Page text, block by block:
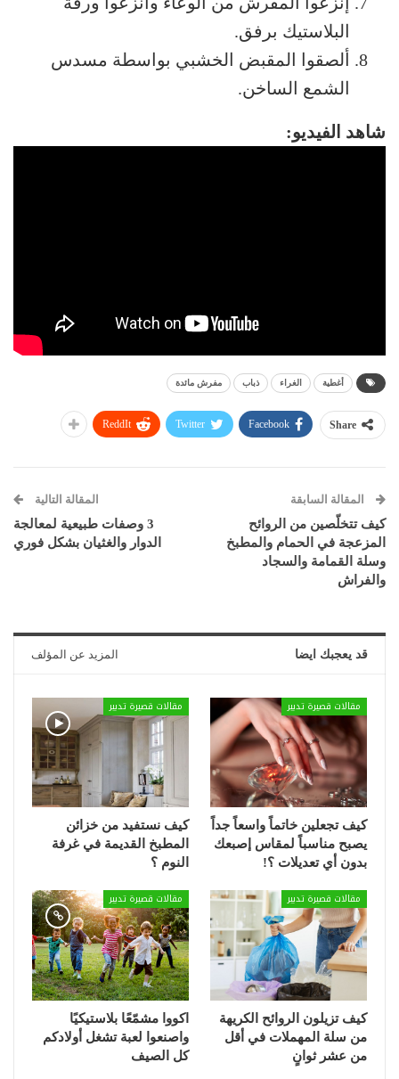
البلاستيك برفق.
ألصقوا المقبض الخشبي بواسطة مسدس
الشمع الساخن.
شاهد الفيديو:
أغطية الغراء ذباب مفرش مائدة
Share
Facebook
Twitter
ReddIt
المقالة السابقة
كيف تتخلّصين من الروائح
المزعجة في الحمام والمطبخ
وسلة القمامة والسجاد
والفراش
المقالة التالية
3 وصفات طبيعية لمعالجة
الدوار والغثيان بشكل فوري
قد يعجبك ايضا المزيد عن المؤلف
مقالات قصيرة تدبير
كيف تجعلين خاتماً واسعاً جداً
يصبح مناسباً لمقاس إصبعك
بدون أي تعديلات ؟!
مقالات قصيرة تدبير
كيف نستفيد من خزائن
المطبخ القديمة في غرفة
النوم ؟
مقالات قصيرة تدبير
كيف تزيلون الروائح الكريهة
من سلة المهملات في أقل
من عشر ثوانٍ
مقالات قصيرة تدبير
اكووا مشمّعًا بلاستيكيًا
واصنعوا لعبة تشغل أولادكم
كل الصيف